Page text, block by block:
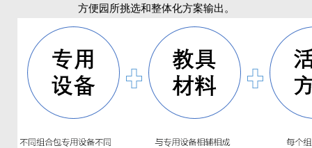
方便园所挑选和整体化方案输出。